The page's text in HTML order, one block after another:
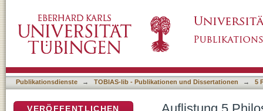
Publikationsdienste → TOBIAS-lib - Publikationen und Dissertationen → 5
VERÖFFENTLICHEN